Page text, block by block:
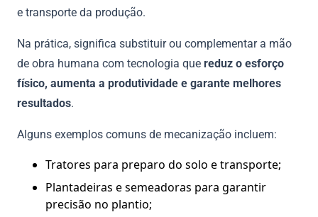
e transporte da produção.
Na prática, significa substituir ou complementar a mão
de obra humana com tecnologia que reduz o esforço
físico, aumenta a produtividade e garante melhores
resultados.
Alguns exemplos comuns de mecanização incluem:
Tratores para preparo do solo e transporte;
Plantadeiras e semeadoras para garantir
precisão no plantio;